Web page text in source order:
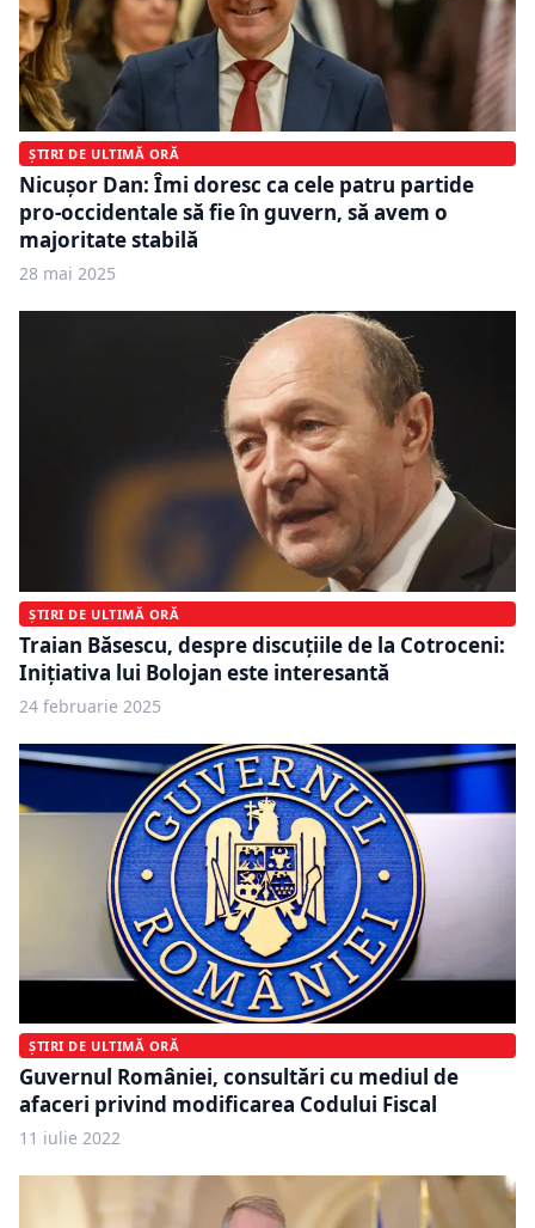
ȘTIRI DE ULTIMĂ ORĂ
Nicușor Dan: Îmi doresc ca cele patru partide
pro-occidentale să fie în guvern, să avem o
majoritate stabilă
28 mai 2025
ȘTIRI DE ULTIMĂ ORĂ
Traian Băsescu, despre discuțiile de la Cotroceni:
Inițiativa lui Bolojan este interesantă
24 februarie 2025
ȘTIRI DE ULTIMĂ ORĂ
Guvernul României, consultări cu mediul de
afaceri privind modificarea Codului Fiscal
11 iulie 2022